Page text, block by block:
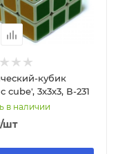
кубик
cube', 3х3х3, В-231
в наличии
/шт